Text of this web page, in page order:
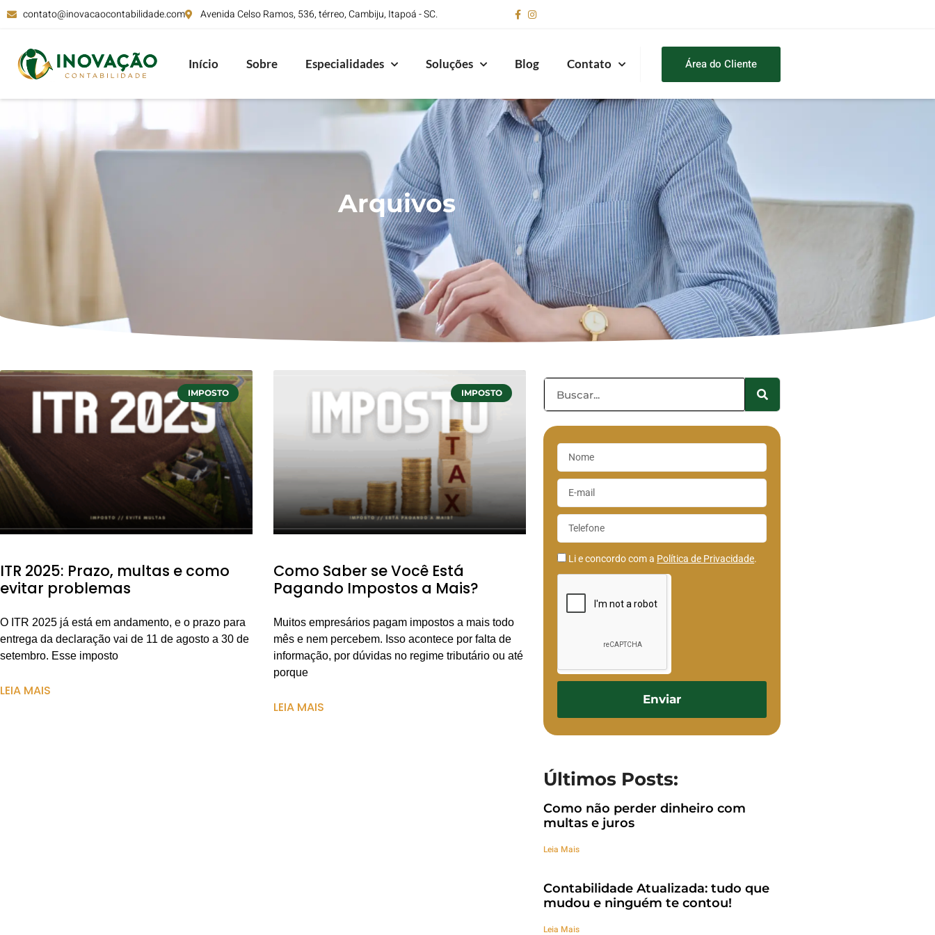
contato@inovacaocontabilidade.com Avenida Celso Ramos, 536, térreo, Cambiju, Itapoá - SC.
Início Sobre Especialidades Soluções Blog Contato Área do Cliente
Arquivos
IMPOSTO
ITR 2025: Prazo, multas e como
evitar problemas
O ITR 2025 já está em andamento, e o prazo para
entrega da declaração vai de 11 de agosto a 30 de
setembro. Esse imposto
LEIA MAIS
IMPOSTO
Como Saber se Você Está
Pagando Impostos a Mais?
Muitos empresários pagam impostos a mais todo
mês e nem percebem. Isso acontece por falta de
informação, por dúvidas no regime tributário ou até
porque
LEIA MAIS
Li e concordo com a Política de Privacidade.
Enviar
Últimos Posts:
Como não perder dinheiro com
multas e juros
Leia Mais
Contabilidade Atualizada: tudo que
mudou e ninguém te contou!
Leia Mais